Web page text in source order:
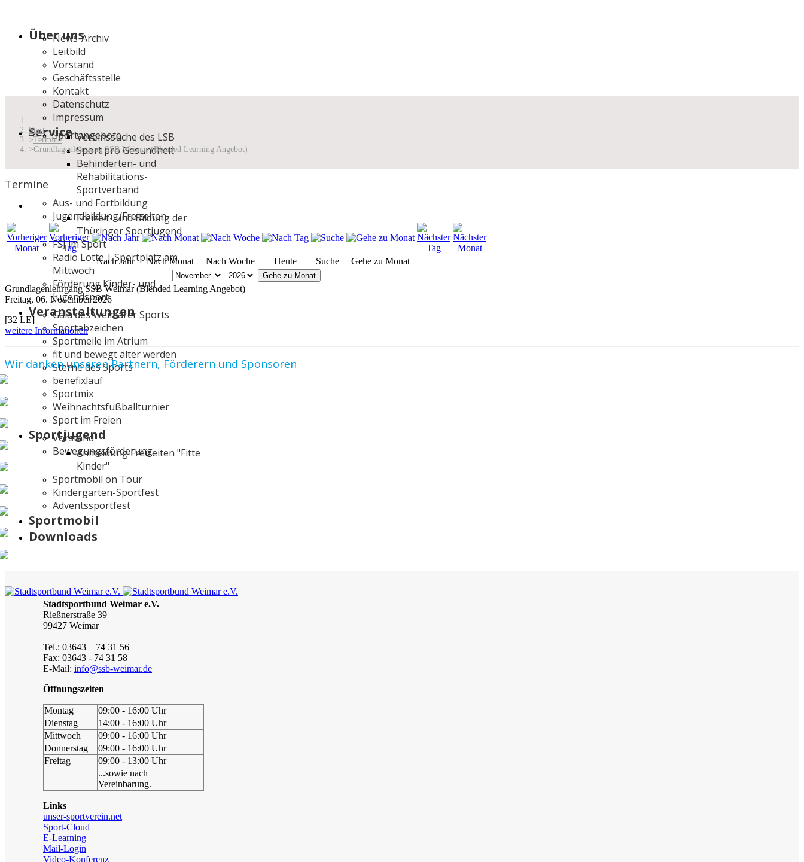
Über uns
News-Archiv
Leitbild
Vorstand
Geschäftsstelle
Kontakt
Datenschutz
Impressum
ServiceSportangebote
Vereinssuche des LSB
Sport pro Gesundheit
Behinderten- und
Rehabilitations-
Sportverband
Aus- und Fortbildung
Jugendbildung/Freizeiten
Freizeit- und Bildung der
Thüringer Sportjugend
FSJ im Sport
Radio Lotte | Sportplatz am
Mittwoch
Förderung Kinder- und
Jugendsport
Veranstaltungen
Gala des Weimarer Sports
Sportabzeichen
Sportmeile im Atrium
fit und bewegt älter werden
Sterne des Sports
benefixlauf
Sportmix
Weihnachtsfußballturnier
Sport im Freien
Sportjugend
Vorstand
Bewegungsförderung
Anmeldung Freizeiten "Fitte
Kinder"
Sportmobil on Tour
Kindergarten-Sportfest
Adventssportfest
Sportmobil
Downloads
Start
Termine
Grundlagenlehrgang SSB Weimar (Blended Learning Angebot)
Termine
Nach Jahr Nach Monat Nach Woche Heute Suche Gehe zu Monat
Gehe zu Monat
Grundlagenlehrgang SSB Weimar (Blended Learning Angebot)
Freitag, 06. November 2026
[32 LE]
weitere Informationen
Wir danken unseren Partnern, Förderern und Sponsoren
Stadtsportbund Weimar e.V.
Rießnerstraße 39
99427 Weimar
Tel.: 03643 – 74 31 56
Fax: 03643 - 74 31 58
E-Mail: info@ssb-weimar.de
Öffnungszeiten
Montag
09:00 - 16:00 Uhr
Dienstag
14:00 - 16:00 Uhr
Mittwoch
09:00 - 16:00 Uhr
Donnerstag
09:00 - 16:00 Uhr
Freitag
09:00 - 13:00 Uhr
...sowie nach
Vereinbarung.
Links
unser-sportverein.net
Sport-Cloud
E-Learning
Mail-Login
Video-Konferenz